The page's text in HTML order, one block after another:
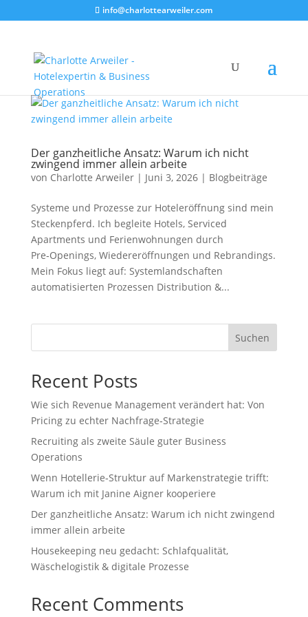
info@charlottearweiler.com
Der ganzheitliche Ansatz: Warum ich nicht
zwingend immer allein arbeite
von Charlotte Arweiler| Juni 3, 2026| Blogbeiträge
Systeme und Prozesse zur Hoteleröffnung sind mein
Steckenpferd. Ich begleite Hotels, Serviced
Apartments und Ferienwohnungen durch
Pre‑Openings, Wiedereröffnungen und Rebrandings.
Mein Fokus liegt auf: Systemlandschaften
automatisierten Prozessen Distribution &...
Suchen
Recent Posts
Wie sich Revenue Management verändert hat: Von
Pricing zu echter Nachfrage‑Strategie
Recruiting als zweite Säule guter Business
Operations
Wenn Hotellerie‑Struktur auf Markenstrategie trifft:
Warum ich mit Janine Aigner kooperiere
Der ganzheitliche Ansatz: Warum ich nicht zwingend
immer allein arbeite
Housekeeping neu gedacht: Schlafqualität,
Wäschelogistik & digitale Prozesse
Recent Comments